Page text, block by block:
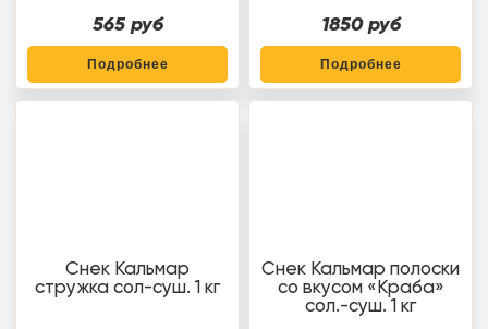
565 руб
Подробнее
1850 руб
Подробнее
Снек Кальмар
стружка сол-суш. 1 кг
Снек Кальмар полоски
со вкусом «Краба»
сол.-суш. 1 кг